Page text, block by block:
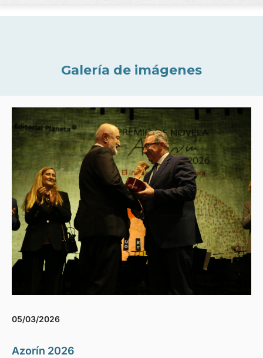
Galería de imágenes
05/03/2026
Azorín 2026